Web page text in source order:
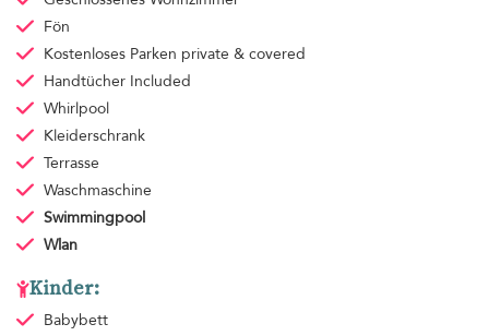
Fön
Kostenloses Parken private & covered
Handtücher Included
Whirlpool
Kleiderschrank
Terrasse
Waschmaschine
Swimmingpool
Wlan
Kinder:
Babybett